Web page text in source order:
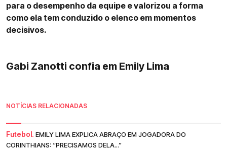
para o desempenho da equipe e valorizou a forma
como ela tem conduzido o elenco em momentos
decisivos.
Gabi Zanotti confia em Emily Lima
NOTÍCIAS RELACIONADAS
Futebol. EMILY LIMA EXPLICA ABRAÇO EM JOGADORA DO
CORINTHIANS: “PRECISAMOS DELA...”